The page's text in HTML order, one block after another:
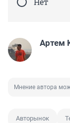
Артем
Мнение автора
Авторынок